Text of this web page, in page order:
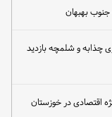
بهبهان
چذابه و شلمچه بازدید
در خوزستان